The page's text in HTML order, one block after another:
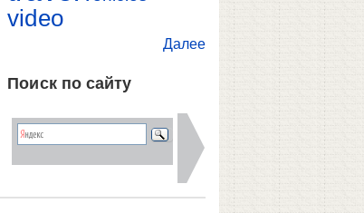
video
Далее
Поиск по сайту